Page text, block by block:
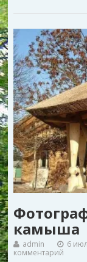
камыша
admin 6
комментарий